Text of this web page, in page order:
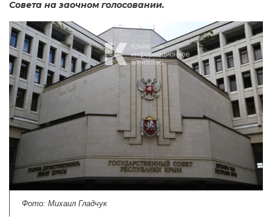
Совета на заочном голосовании.
Фото: Михаил Гладчук